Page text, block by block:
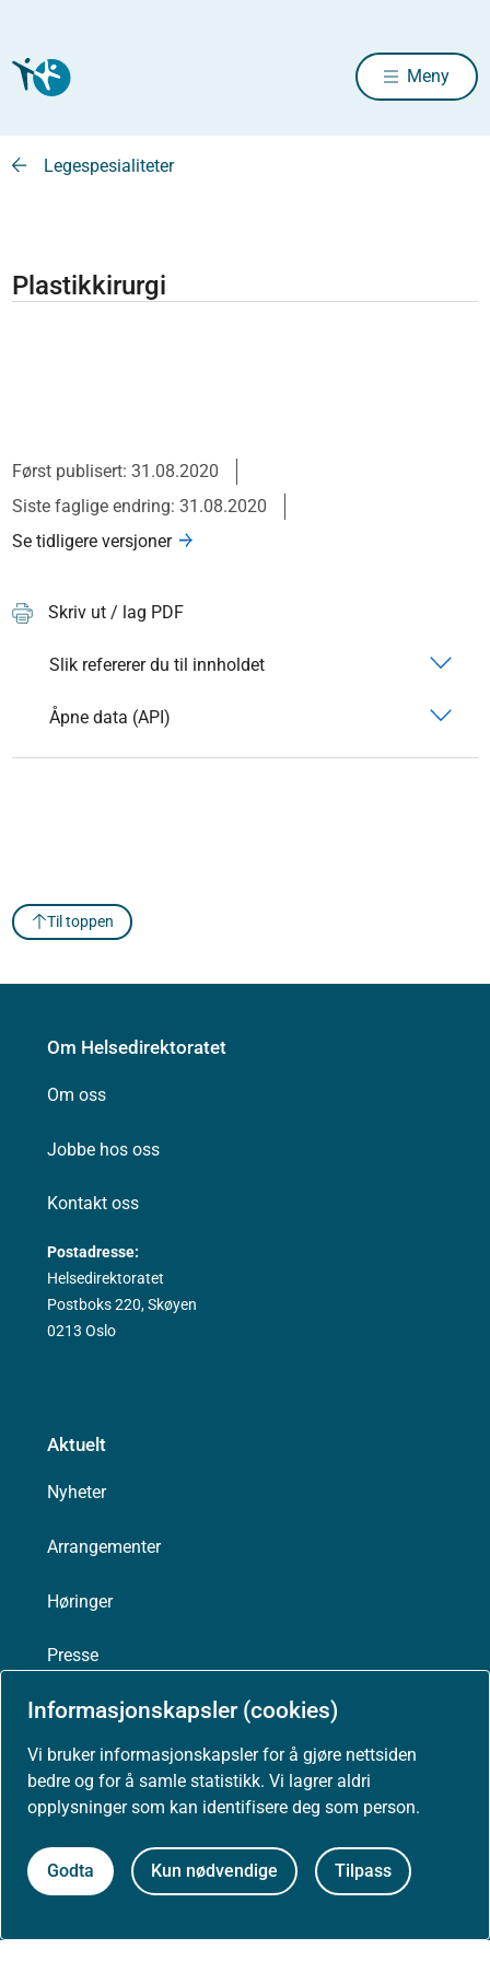
Informasjonskapsler (cookies)
Vi bruker informasjonskapsler for å gjøre nettsiden
bedre og for å samle statistikk. Vi lagrer aldri
opplysninger som kan identifisere deg som person.
Godta Kun nødvendige Tilpass
Meny
Legespesialiteter
Plastikkirurgi
Først publisert: 31.08.2020
Siste faglige endring: 31.08.2020
Se tidligere versjoner
Skriv ut / lag PDF
Slik refererer du til innholdet
Åpne data (API)
Til toppen
Om Helsedirektoratet
Om oss
Jobbe hos oss
Kontakt oss
Postadresse:
Helsedirektoratet
Postboks 220, Skøyen
0213 Oslo
Aktuelt
Nyheter
Arrangementer
Høringer
Presse
Om nettstedet
Personvernerklæring
Tilgjengelighetserklæring (uustatus.no)